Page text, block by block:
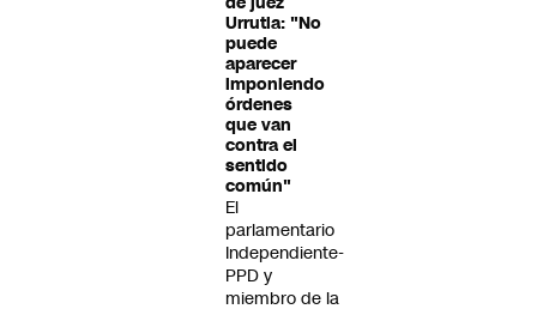
Urrutia: "No
puede
aparecer
imponiendo
órdenes
que van
contra el
sentido
común"
El
parlamentario
Independiente-
PPD y
miembro de la